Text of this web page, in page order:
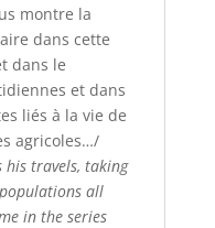
montre la
dans cette
dans le
et dans
liés à la vie de
agricoles…/
his travels, taking
all
in the series